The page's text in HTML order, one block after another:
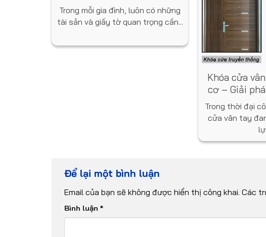
Chuyên Gia
Trong mỗi gia đình, luôn có những
tài sản và giấy tờ quan trọng cần...
Khóa cửa
cơ – Giải
cho
Trong thời đại
cửa vân tay
Để lại một bình luận
Email của bạn sẽ không được hiển thị công khai. Các
Bình luận *